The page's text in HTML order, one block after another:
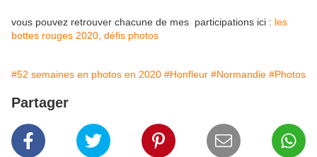
vous pouvez retrouver chacune de mes participations ici : les
bottes rouges 2020, défis photos
#52 semaines en photos en 2020 #Honfleur #Normandie #Photos
Partager